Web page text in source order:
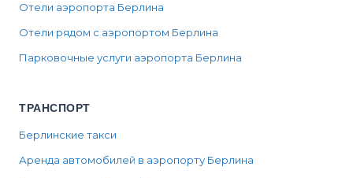
Отели аэропорта Берлина
Отели рядом с аэропортом Берлина
Парковочные услуги аэропорта Берлина
ТРАНСПОРТ
Берлинские такси
Аренда автомобилей в аэропорту Берлина